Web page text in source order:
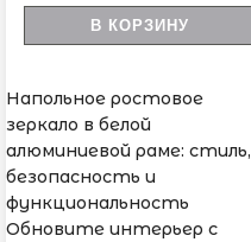
В КОРЗИНУ
Напольное ростовое
зеркало в белой
алюминиевой раме: стиль,
безопасность и
функциональность
Обновите интерьер с